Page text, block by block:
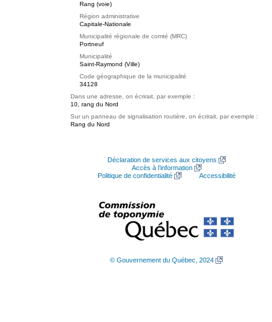
Rang (voie)
Région administrative
Capitale-Nationale
Municipalité régionale de comté (MRC)
Portneuf
Municipalité
Saint-Raymond (Ville)
Code géographique de la municipalité
34128
Dans une adresse, on écrirait, par exemple :
10, rang du Nord
Sur un panneau de signalisation routière, on écrirait, par exemple :
Rang du Nord
Déclaration de services aux citoyens
Accès à l’information
Politique de confidentialité
Accessibilité
© Gouvernement du Québec, 2024